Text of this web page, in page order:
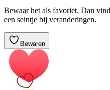
Bewaar het als favoriet. Dan
een seintje bij veranderingen.
Bewaren